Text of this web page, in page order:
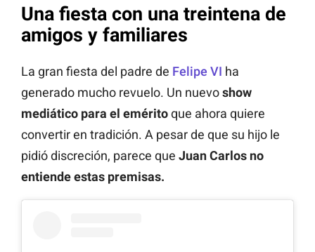
Una fiesta con una treintena de
amigos y familiares
La gran fiesta del padre de Felipe VI ha
generado mucho revuelo. Un nuevoshow
mediático para el eméritoque ahora quiere
convertir en tradición. A pesar de que su hijo le
pidió discreción, parece que Juan Carlos no
entiende estas premisas.